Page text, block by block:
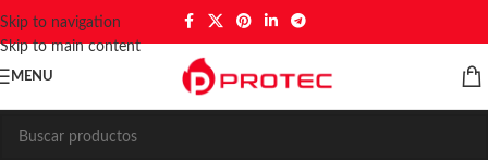
Skip to navigation
Skip to main content
MENU